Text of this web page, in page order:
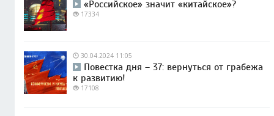
«Российское» значит «китайское»?
17334
30.04.2024 11:05
Повестка дня – 37: вернуться от грабежа
к развитию!
17108